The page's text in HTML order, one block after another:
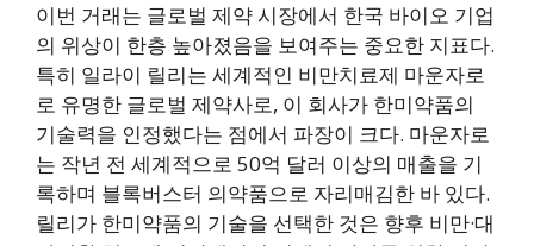
이번 거래는 글로벌 제약 시장에서 한국 바이오 기업
의 위상이 한층 높아졌음을 보여주는 중요한 지표다.
특히 일라이 릴리는 세계적인 비만치료제 마운자로
로 유명한 글로벌 제약사로, 이 회사가 한미약품의
기술력을 인정했다는 점에서 파장이 크다. 마운자로
는 작년 전 세계적으로 50억 달러 이상의 매출을 기
록하며 블록버스터 의약품으로 자리매김한 바 있다.
릴리가 한미약품의 기술을 선택한 것은 향후 비만·대